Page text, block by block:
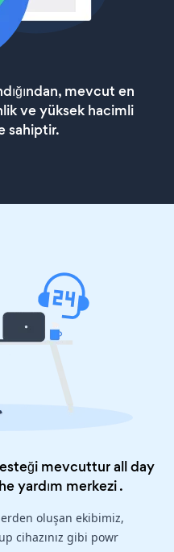
mevcut en
ve yüksek hacimli
sahiptir.
mevcuttur all day
yardım merkezi.
oluşan ekibimiz,
cihazınız gibi powr